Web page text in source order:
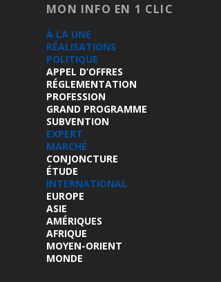
MON INFO EN 1 CLIC
À LA UNE
RÉALISATIONS
POLITIQUE
APPEL D’OFFRES
RÉGLEMENTATION
PROFESSION
GRAND PROGRAMME
SUBVENTION
EXPERT
MARCHÉ
CONJONCTURE
ÉTUDE
INTERNATIONAL
EUROPE
ASIE
AMÉRIQUES
AFRIQUE
MOYEN-ORIENT
MONDE